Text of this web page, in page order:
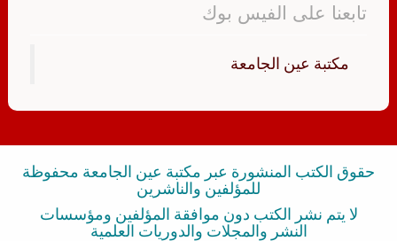
تابعنا على الفيس بوك
‏مكتبة عين الجامعة‏
حقوق الكتب المنشورة عبر مكتبة عين الجامعة محفوظة
للمؤلفين والناشرين
لا يتم نشر الكتب دون موافقة المؤلفين ومؤسسات
النشر والمجلات والدوريات العلمية